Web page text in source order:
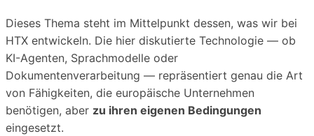
Dieses Thema steht im Mittelpunkt dessen, was wir bei
HTX entwickeln. Die hier diskutierte Technologie — ob
KI-Agenten, Sprachmodelle oder
Dokumentenverarbeitung — repräsentiert genau die Art
von Fähigkeiten, die europäische Unternehmen
benötigen, aber zu ihren eigenen Bedingungen
eingesetzt.